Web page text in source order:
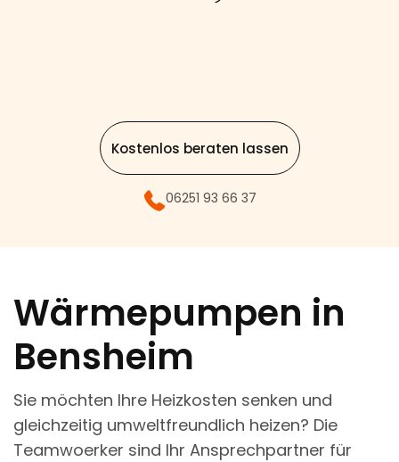
Kostenlos beraten lassen
06251 93 66 37
Wärmepumpen in
Bensheim
Sie möchten Ihre Heizkosten senken und
gleichzeitig umweltfreundlich heizen? Die
Teamwoerker sind Ihr Ansprechpartner für